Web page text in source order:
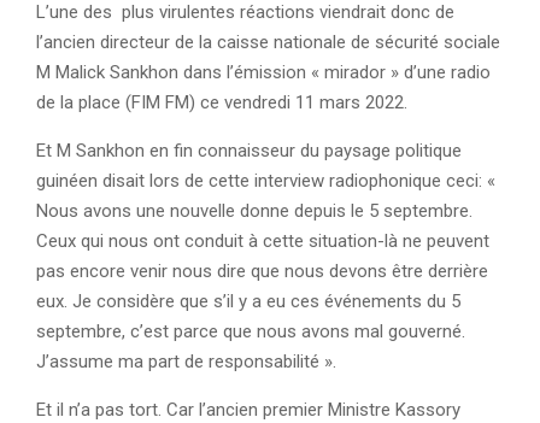
L’une des plus virulentes réactions viendrait donc de
l’ancien directeur de la caisse nationale de sécurité sociale
M Malick Sankhon dans l’émission « mirador » d’une radio
de la place (FIM FM) ce vendredi 11 mars 2022.
Et M Sankhon en fin connaisseur du paysage politique
guinéen disait lors de cette interview radiophonique ceci: «
Nous avons une nouvelle donne depuis le 5 septembre.
Ceux qui nous ont conduit à cette situation-là ne peuvent
pas encore venir nous dire que nous devons être derrière
eux. Je considère que s’il y a eu ces événements du 5
septembre, c’est parce que nous avons mal gouverné.
J’assume ma part de responsabilité ».
Et il n’a pas tort. Car l’ancien premier Ministre Kassory